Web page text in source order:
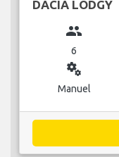
DACIA LODGY
group
6
miscellaneous_services
Manuel